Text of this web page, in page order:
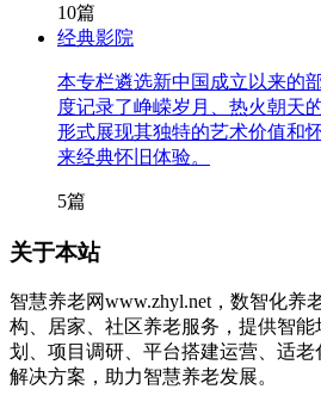
10篇
经典影院
本专栏遴选新中国成立以来的
度记录了峥嵘岁月、热火朝天
形式展现其独特的艺术价值和
来经典怀旧体验。
5篇
关于本站
智慧养老网www.zhyl.net，数智化养
构、居家、社区养老服务，提供智
划、项目调研、平台搭建运营、适
解决方案，助力智慧养老发展。